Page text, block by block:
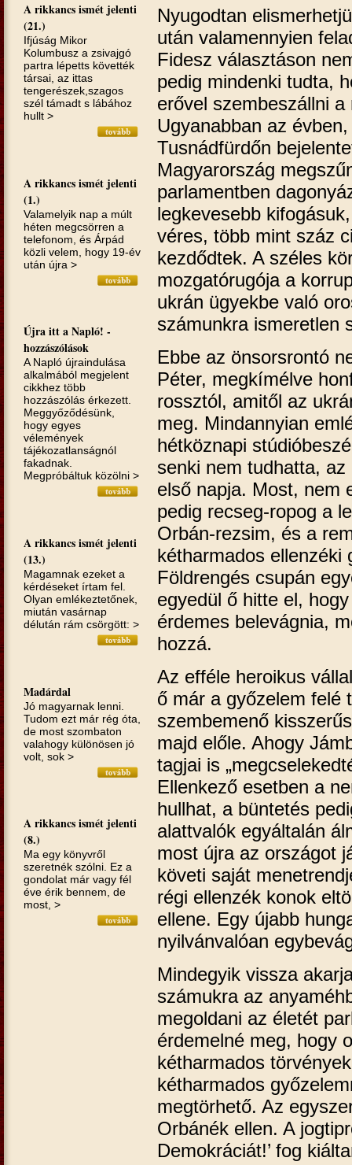
A rikkancs ismét jelenti
(21.)
Ifjúság Mikor
Kolumbusz a zsivajgó
partra lépetts követték
társai, az ittas
tengerészek,szagos
szél támadt s lábához
hullt >
A rikkancs ismét jelenti
(1.)
Valamelyik nap a múlt
héten megcsörren a
telefonom, és Árpád
közli velem, hogy 19-év
után újra >
Újra itt a Napló! -
hozzászólások
A Napló újraindulása
alkalmából megjelent
cikkhez több
hozzászólás érkezett.
Meggyőződésünk,
hogy egyes
vélemények
tájékozatlanságnól
fakadnak.
Megpróbáltuk közölni >
A rikkancs ismét jelenti
(13.)
Magamnak ezeket a
kérdéseket írtam fel.
Olyan emlékeztetőnek,
miután vasárnap
délután rám csörgött: >
Madárdal
Jó magyarnak lenni.
Tudom ezt már rég óta,
de most szombaton
valahogy különösen jó
volt, sok >
A rikkancs ismét jelenti
(8.)
Ma egy könyvről
szeretnék szólni. Ez a
gondolat már vagy fél
éve érik bennem, de
most, >
Nyugodtan
után valamennyien
Fidesz választáson
pedig mindenki tudta,
erővel szembeszállni
Ugyanabban az
Tusnádfürdőn
Magyarország
parlamentben
legkevesebb
véres, több mint száz
kezdődtek. A széles
mozgatórugója a
ukrán ügyekbe való
számunkra ismeretlen
Ebbe az önsorsrontó
Péter, megkímélve
rossztól, amitől az
meg. Mindannyian
hétköznapi
senki nem tudhatta,
első napja. Most, nem
pedig recseg-ropog a
Orbán-rezsim, és a
kétharmados ellenzéki
Földrengés csupán
egyedül ő hitte el,
érdemes belevágnia,
hozzá.
Az efféle heroikus
ő már a győzelem
szembemenő
majd előle. Ahogy
tagjai is
Ellenkező esetben a
hullhat, a büntetés
alattvalók egyáltalán
most újra az országot
követi saját
régi ellenzék konok
ellene. Egy újabb
nyilvánvalóan
Mindegyik vissza
számukra az
megoldani az életét
érdemelné meg, hogy
kétharmados
kétharmados
megtörhető. Az
Orbánék ellen. A
Demokráciát!’ fog